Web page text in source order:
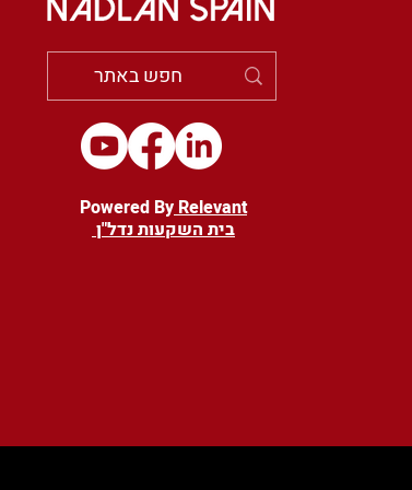
Powered ByRelevant
בית השקעות נדל"ן